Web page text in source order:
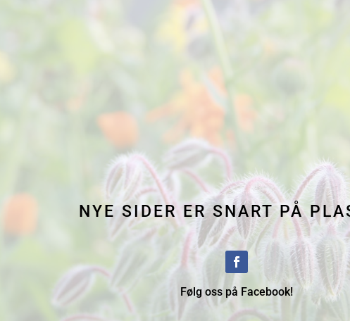
NYE SIDER ER SNART PÅ
Følg oss på Facebook!